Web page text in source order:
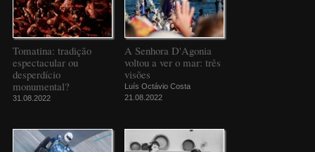
Tomatina: tradição
espectacular ou
desperdício
monumental?
31.08.2022
A Senhora D'Agonia
voltou a ver o mar: três
visões
Luís Octávio Costa
21.08.2022